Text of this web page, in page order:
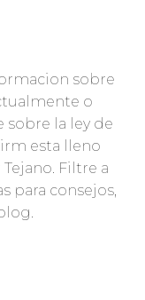
sobre
o
sobre la ley de
esta lleno
Filtre a
para consejos,